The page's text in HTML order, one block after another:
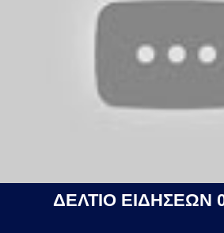
ΔΕΛΤΙΟ ΕΙΔΗΣΕΩΝ